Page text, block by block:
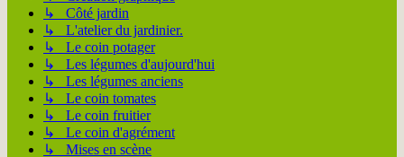
↳ Côté jardin
↳ L'atelier du jardinier.
↳ Le coin potager
↳ Les légumes d'aujourd'hui
↳ Les légumes anciens
↳ Le coin tomates
↳ Le coin fruitier
↳ Le coin d'agrément
↳ Mises en scène